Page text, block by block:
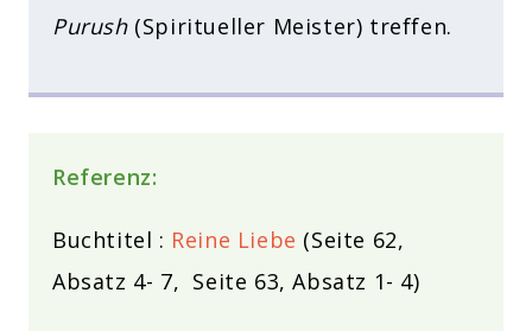
Purush(Spiritueller Meister) treffen.
Referenz:
Buchtitel : Reine Liebe (Seite 62,
Absatz 4- 7, Seite 63, Absatz 1- 4)